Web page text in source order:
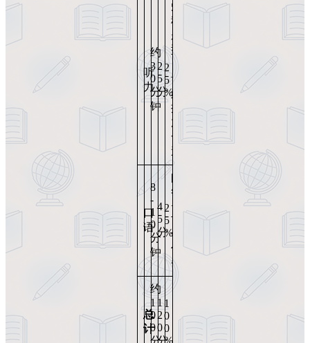
听
力
约
3
0
分
钟
2
5
分
2
5
%
5
种
题
型
，
音
频
播
放
一
遍
口
语
8
-
1
0
分
钟
4
5
分
2
5
%
问
答
+
协
作
任
务
总
计
约
1
0
0
分
1
2
0
分
1
0
0
%